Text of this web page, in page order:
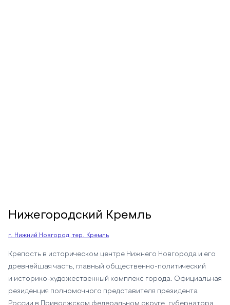
Нижегородский Кремль
г. Нижний Новгород, тер. Кремль
Крепость в историческом центре Нижнего Новгорода и его
древнейшая часть, главный общественно-политический
и историко-художественный комплекс города. Официальная
резиденция полномочного представителя президента